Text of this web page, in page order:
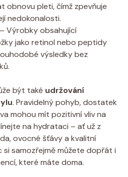
⁣obnovu pleti, čímž zpevňuje
nedokonalosti.
– Výrobky obsahující
jako retinol nebo ⁤peptidy
výsledky bez
být také udržování
. Pravidelný pohyb, dostatek
mohou mít pozitivní ‍vliv na
na hydrataci – ať už z
ovocné šťávy‌ a‍ kvalitní
si samozřejmě můžete dopřát i
které máte‍ doma.